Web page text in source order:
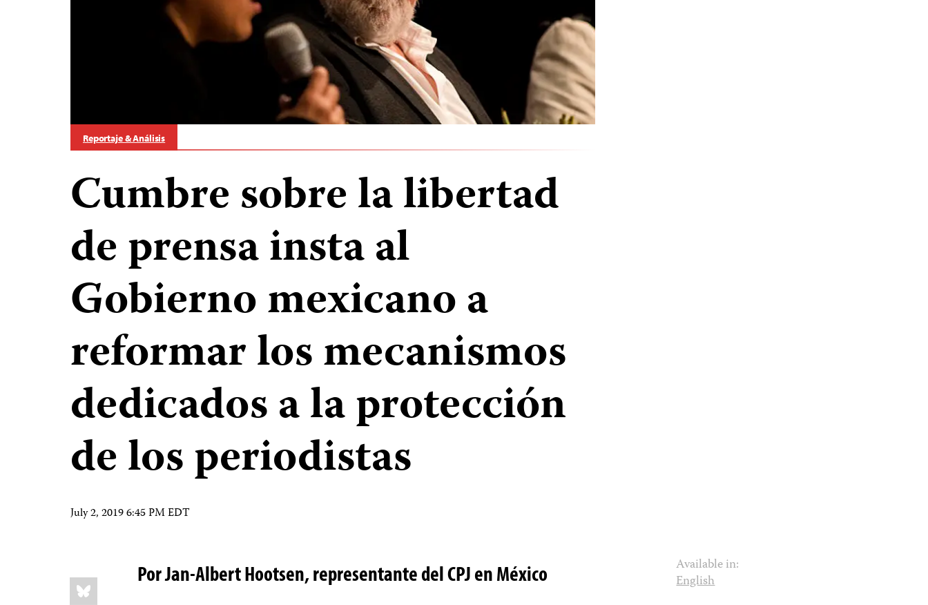
Reportaje & Análisis
Cumbre sobre la libertad
de prensa insta al
Gobierno mexicano a
reformar los mecanismos
dedicados a la protección
de los periodistas
July 2, 2019 6:45 PM EDT
Share
this:
Bluesky
Por Jan-Albert Hootsen, representante del CPJ en México
Available in:
English